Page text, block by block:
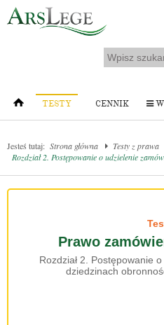
TESTY CENNIK
Jesteś tutaj: Strona główna Testy z prawa
Rozdział 2. Postępowanie o udzielenie
Prawo
Rozdział 2. Postępowanie
dziedzinach